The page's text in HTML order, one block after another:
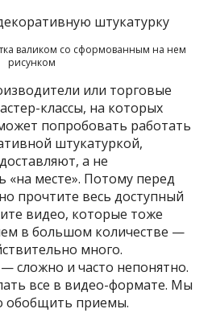
валиком со сформованным на нем
рисунком
или торговые
классы, на которых
попробовать работать
штукатуркой,
а не
«на месте». Потому перед
прочтите весь доступный
видео, которые тоже
в большом количестве —
много.
сложно и часто непонятно.
все в видео-формате. Мы
обобщить приемы.